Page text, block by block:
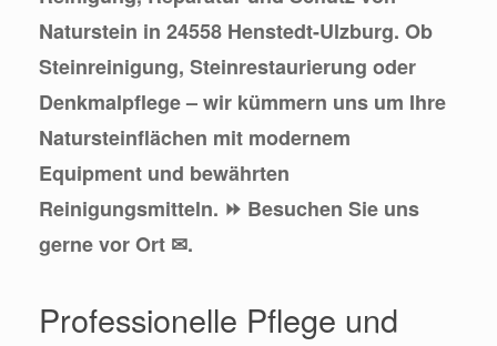
Naturstein in 24558 Henstedt-Ulzburg. Ob
Steinreinigung, Steinrestaurierung oder
Denkmalpflege – wir kümmern uns um Ihre
Natursteinflächen mit modernem
Equipment und bewährten
Reinigungsmitteln. ⏩ Besuchen Sie uns
gerne vor Ort ✉.
Professionelle Pflege und